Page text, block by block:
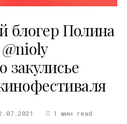
блогер Полина
закулисье
1 мин read